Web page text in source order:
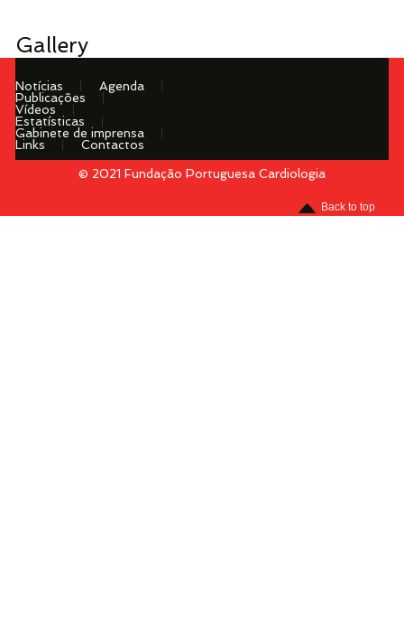
Gallery
Notícias
Agenda
Publicações
Vídeos
Estatísticas
Gabinete de imprensa
Links
Contactos
© 2021 Fundação Portuguesa Cardiologia
Back to top